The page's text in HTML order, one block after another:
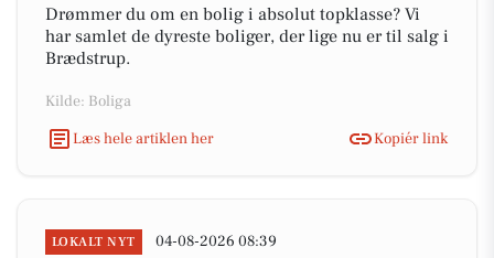
Drømmer du om en bolig i absolut topklasse? Vi
har samlet de dyreste boliger, der lige nu er til salg i
Brædstrup.
Kilde: Boliga
Læs hele artiklen her
Kopiér link
LOKALT NYT 04-08-2026 08:39